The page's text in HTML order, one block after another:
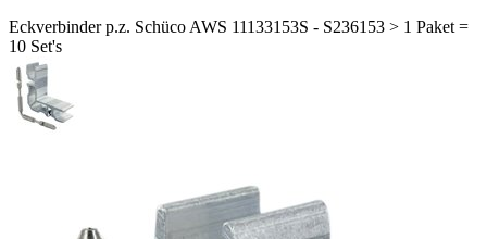
Eckverbinder p.z. Schüco AWS 11133153S - S236153 > 1 Paket =
10 Set's